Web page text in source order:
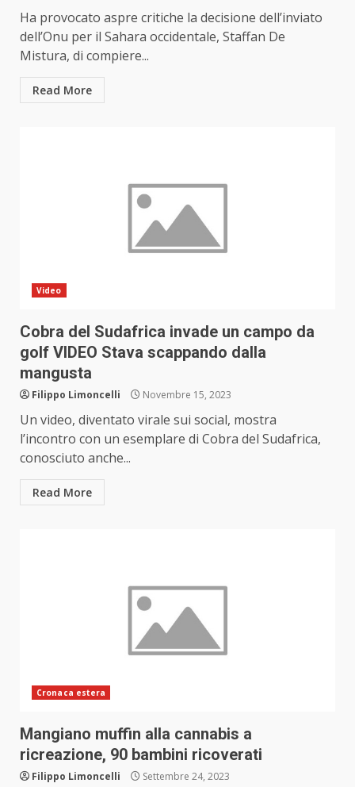
Ha provocato aspre critiche la decisione dell’inviato
dell’Onu per il Sahara occidentale, Staffan De
Mistura, di compiere...
Read More
Video
Cobra del Sudafrica invade un campo da
golf VIDEO Stava scappando dalla
mangusta
Filippo Limoncelli Novembre 15, 2023
Un video, diventato virale sui social, mostra
l’incontro con un esemplare di Cobra del Sudafrica,
conosciuto anche...
Read More
Cronaca estera
Mangiano muffin alla cannabis a
ricreazione, 90 bambini ricoverati
Filippo Limoncelli Settembre 24, 2023